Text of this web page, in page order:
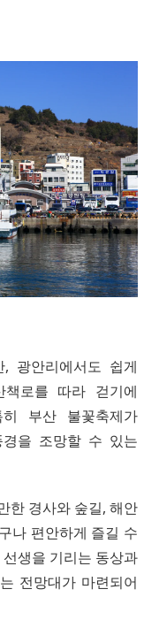
광안리에서도 쉽게
로를 따라 걷기에
부산 불꽃축제가
을 조망할 수 있는
한 경사와 숲길, 해안
나 편안하게 즐길 수
생을 기리는 동상과
전망대가 마련되어